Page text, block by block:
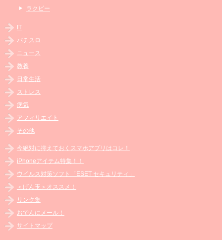
ラクビー
IT
パチスロ
ニュース
教養
日常生活
ストレス
病気
アフィリエイト
その他
今絶対に抑えておくスマホアプリはコレ！
iPhoneアイテム特集！！
ウイルス対策ソフト「ESET セキュリティ」
＜げん玉＞オススメ！
リンク集
おでんにメール！
サイトマップ